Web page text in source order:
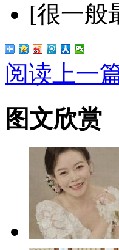
[很一般
阅读上一
图文欣赏